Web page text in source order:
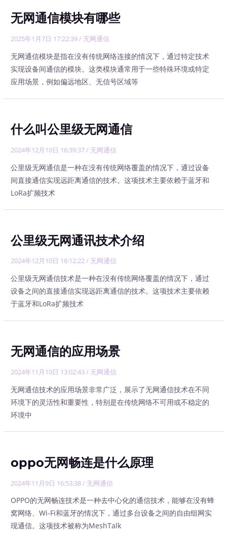
无网通信模块有哪些
2025年1月7日 17:22:39/ 无网通信
无网通信模块是指在没有传统网络连接的情况下，通过特定技术
实现设备间通信的模块。这类模块通常用于一些特殊环境或特定
应用场景，例如偏远地区、无信号区域等
什么叫公里级无网通信
2024年12月10日 16:39:37/ 无网通信
公里级无网通信是一种在没有传统网络覆盖的情况下，通过设备
间直接通信实现远距离通信的技术。这项技术主要依赖于蓝牙和
LoRa扩频技术
公里级无网通讯技术介绍
2024年12月10日 16:12:22/ 无网通信
公里级无网通信技术是一种在没有传统网络覆盖的情况下，通过
设备之间的直接通信实现远距离通信的技术。这项技术主要依赖
于蓝牙和LoRa扩频技术
无网通信的应用场景
2024年11月10日 13:02:43/ 无网通信
无网通信技术的应用场景非常广泛，展示了无网通信技术在不同
环境下的灵活性和重要性，特别是在传统网络不可用或不稳定的
环境中
oppo无网畅连是什么原理
2024年11月9日 16:53:38/ 无网通信
OPPO的无网畅连技术是一种去中心化的通信技术，能够在没有蜂
窝网络、Wi-Fi和蓝牙的情况下，通过多台设备之间的自由组网实
现通信。这项技术被称为MeshTalk